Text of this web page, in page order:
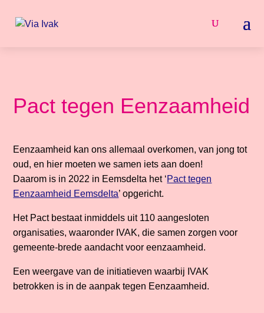
Pact tegen Eenzaamheid
Eenzaamheid kan ons allemaal overkomen, van jong tot
oud, en hier moeten we samen iets aan doen!
Daarom is in 2022 in Eemsdelta het ‘Pact tegen
Eenzaamheid Eemsdelta’ opgericht.
Het Pact bestaat inmiddels uit 110 aangesloten
organisaties, waaronder IVAK, die samen zorgen voor
gemeente-brede aandacht voor eenzaamheid.
Een weergave van de initiatieven waarbij IVAK
betrokken is in de aanpak tegen Eenzaamheid.